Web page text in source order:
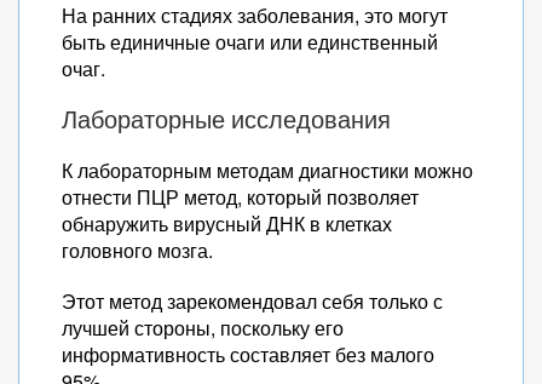
На ранних стадиях заболевания, это могут
быть единичные очаги или единственный
очаг.
Лабораторные исследования
К лабораторным методам диагностики можно
отнести ПЦР метод, который позволяет
обнаружить вирусный ДНК в клетках
головного мозга.
Этот метод зарекомендовал себя только с
лучшей стороны, поскольку его
информативность составляет без малого